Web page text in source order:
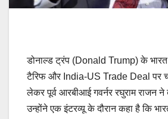
डोनाल्ड ट्रंप (Donald Trump) के
टैरिफ और India-US Trade Deal पर
लेकर पूर्व आरबीआई गवर्नर रघुराम राजन ने
उन्होंने एक इंटरव्यू के दौरान कहा है कि